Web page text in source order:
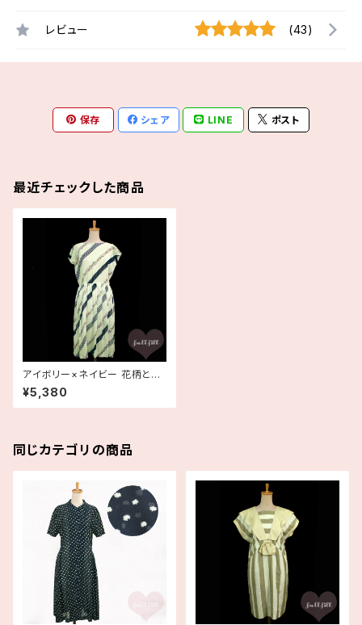
レビュー (43)
保存 シェア LINE ポスト
最近チェックした商品
アイボリー×ネイビー 花柄と斜
めストライプ柄 シフォンワンピー
ス 古着
¥5,380
同じカテゴリの商品